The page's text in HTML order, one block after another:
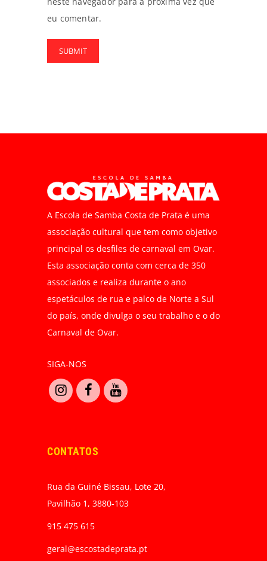
eu comentar.
A Escola de Samba Costa de Prata é uma
associação cultural que tem como objetivo
principal os desfiles de carnaval em Ovar.
Esta associação conta com cerca de 350
associados e realiza durante o ano
espetáculos de rua e palco de Norte a Sul
do país, onde divulga o seu trabalho e o do
Carnaval de Ovar.
SIGA-NOS
CONTATOS
Rua da Guiné Bissau, Lote 20,
Pavilhão 1, 3880-103
915 475 615
geral@escostadeprata.pt